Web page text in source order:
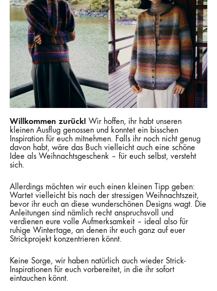
Willkommen zurück! Wir hoffen, ihr habt unseren
kleinen Ausflug genossen und konntet ein bisschen
Inspiration für euch mitnehmen. Falls ihr noch nicht genug
davon habt, wäre das Buch vielleicht auch eine schöne
Idee als Weihnachtsgeschenk – für euch selbst, versteht
sich.
Allerdings möchten wir euch einen kleinen Tipp geben:
Wartet vielleicht bis nach der stressigen Weihnachtszeit,
bevor ihr euch an diese wunderschönen Designs wagt. Die
Anleitungen sind nämlich recht anspruchsvoll und
verdienen eure volle Aufmerksamkeit – ideal also für
ruhige Wintertage, an denen ihr euch ganz auf euer
Strickprojekt konzentrieren könnt.
Keine Sorge, wir haben natürlich auch wieder Strick-
Inspirationen für euch vorbereitet, in die ihr sofort
eintauchen könnt.